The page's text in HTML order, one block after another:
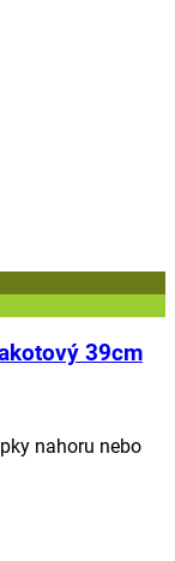
39cm
nahoru nebo